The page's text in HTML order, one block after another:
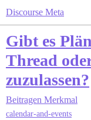
Discourse Meta
Gibt es
Thread
zuzulassen?
Beitragen Merkmal
calendar-and-events